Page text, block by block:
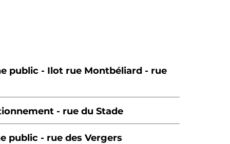
public - Ilot rue Montbéliard - rue
- rue du Stade
public - rue des Vergers